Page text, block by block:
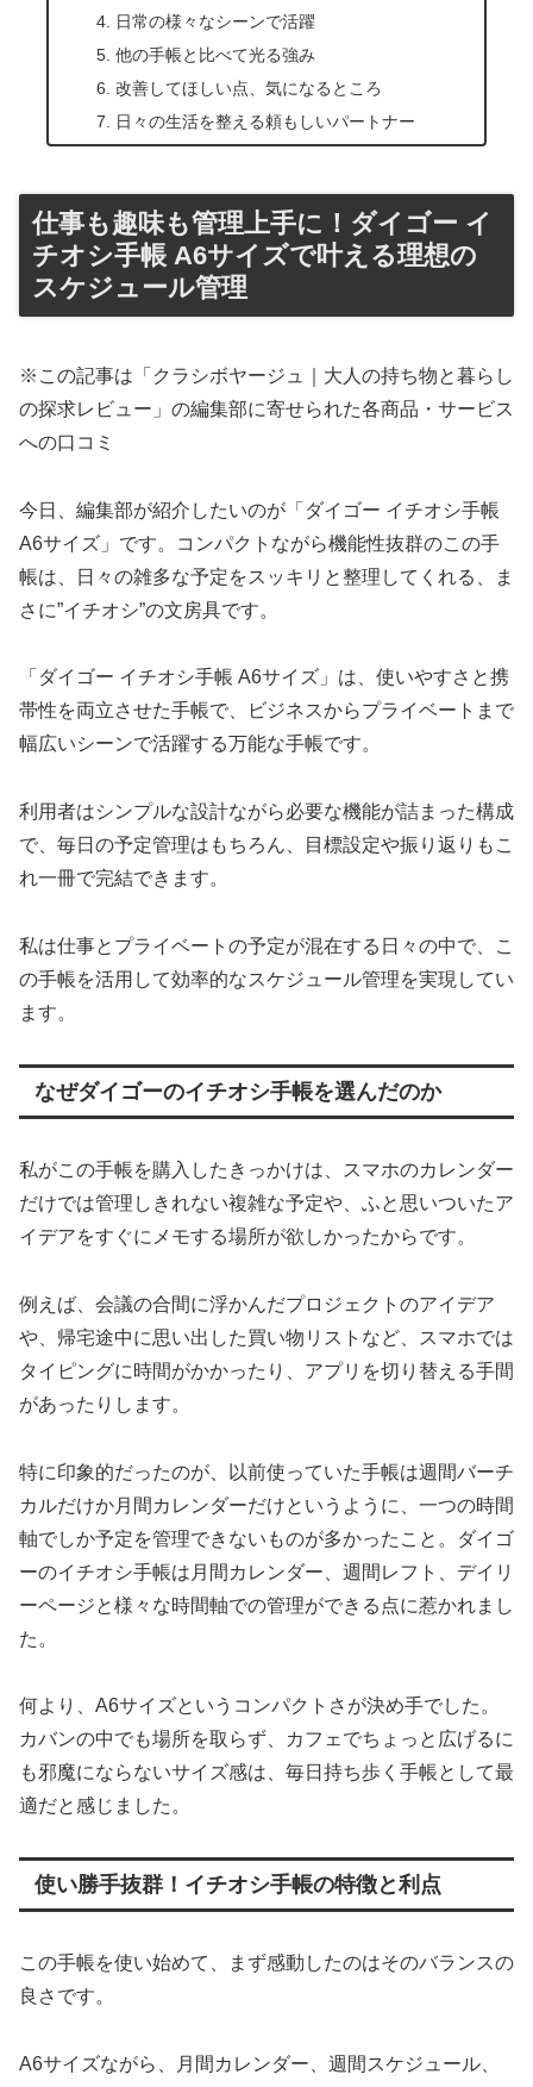
日常の様々なシーンで活躍
他の手帳と比べて光る強み
改善してほしい点、気になるところ
日々の生活を整える頼もしいパートナー
仕事も趣味も管理上手に！ダイゴー イ
チオシ手帳 A6サイズで叶える理想の
スケジュール管理
※この記事は「クラシボヤージュ｜大人の持ち物と暮らし
の探求レビュー」の編集部に寄せられた各商品・サービス
への口コミ
今日、編集部が紹介したいのが「ダイゴー イチオシ手帳
A6サイズ」です。コンパクトながら機能性抜群のこの手
帳は、日々の雑多な予定をスッキリと整理してくれる、ま
さに”イチオシ”の文房具です。
「ダイゴー イチオシ手帳 A6サイズ」は、使いやすさと携
帯性を両立させた手帳で、ビジネスからプライベートまで
幅広いシーンで活躍する万能な手帳です。
利用者はシンプルな設計ながら必要な機能が詰まった構成
で、毎日の予定管理はもちろん、目標設定や振り返りもこ
れ一冊で完結できます。
私は仕事とプライベートの予定が混在する日々の中で、こ
の手帳を活用して効率的なスケジュール管理を実現してい
ます。
なぜダイゴーのイチオシ手帳を選んだのか
私がこの手帳を購入したきっかけは、スマホのカレンダー
だけでは管理しきれない複雑な予定や、ふと思いついたア
イデアをすぐにメモする場所が欲しかったからです。
例えば、会議の合間に浮かんだプロジェクトのアイデア
や、帰宅途中に思い出した買い物リストなど、スマホでは
タイピングに時間がかかったり、アプリを切り替える手間
があったりします。
特に印象的だったのが、以前使っていた手帳は週間バーチ
カルだけか月間カレンダーだけというように、一つの時間
軸でしか予定を管理できないものが多かったこと。ダイゴ
ーのイチオシ手帳は月間カレンダー、週間レフト、デイリ
ーページと様々な時間軸での管理ができる点に惹かれまし
た。
何より、A6サイズというコンパクトさが決め手でした。
カバンの中でも場所を取らず、カフェでちょっと広げるに
も邪魔にならないサイズ感は、毎日持ち歩く手帳として最
適だと感じました。
使い勝手抜群！イチオシ手帳の特徴と利点
この手帳を使い始めて、まず感動したのはそのバランスの
良さです。
A6サイズながら、月間カレンダー、週間スケジュール、